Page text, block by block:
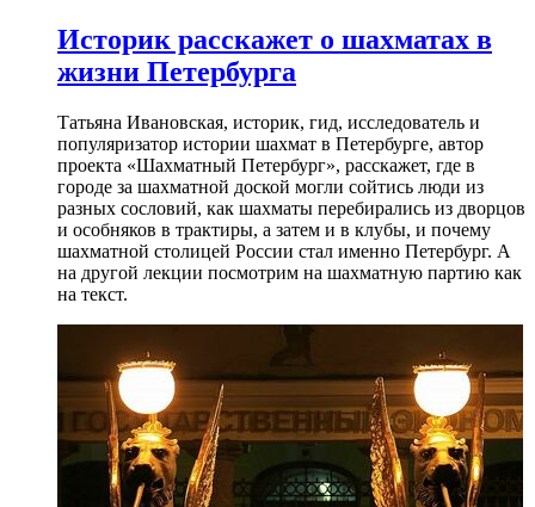
Историк расскажет о шахматах в
жизни Петербурга
Татьяна Ивановская, историк, гид, исследователь и
популяризатор истории шахмат в Петербурге, автор
проекта «Шахматный Петербург», расскажет, где в
городе за шахматной доской могли сойтись люди из
разных сословий, как шахматы перебирались из дворцов
и особняков в трактиры, а затем и в клубы, и почему
шахматной столицей России стал именно Петербург. А
на другой лекции посмотрим на шахматную партию как
на текст.